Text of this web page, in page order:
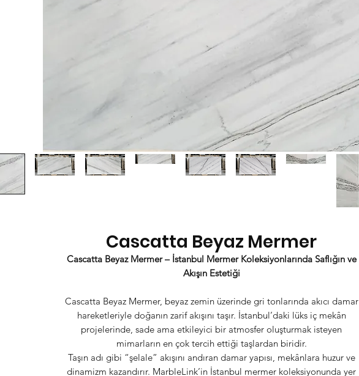
Cascatta Beyaz Mermer
Cascatta Beyaz Mermer – İstanbul Mermer Koleksiyonlarında Saflığın ve
Akışın Estetiği
Cascatta Beyaz Mermer, beyaz zemin üzerinde gri tonlarında akıcı damar
hareketleriyle doğanın zarif akışını taşır. İstanbul’daki lüks iç mekân
projelerinde, sade ama etkileyici bir atmosfer oluşturmak isteyen
mimarların en çok tercih ettiği taşlardan biridir.
Taşın adı gibi “şelale” akışını andıran damar yapısı, mekânlara huzur ve
dinamizm kazandırır. MarbleLink’in İstanbul mermer koleksiyonunda yer